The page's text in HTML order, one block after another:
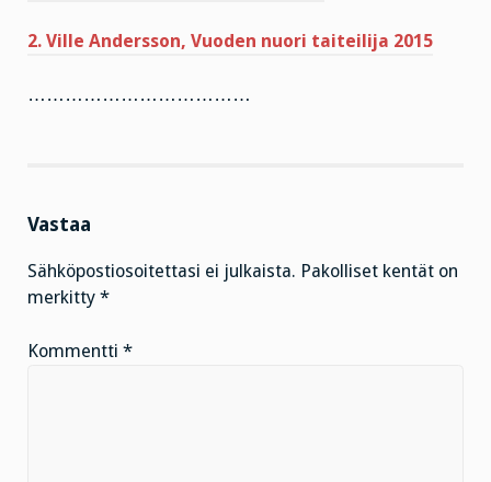
2. Ville Andersson, Vuoden nuori taiteilija 2015
………………………………
Vastaa
Sähköpostiosoitettasi ei julkaista. Pakolliset kentät on
merkitty *
Kommentti *